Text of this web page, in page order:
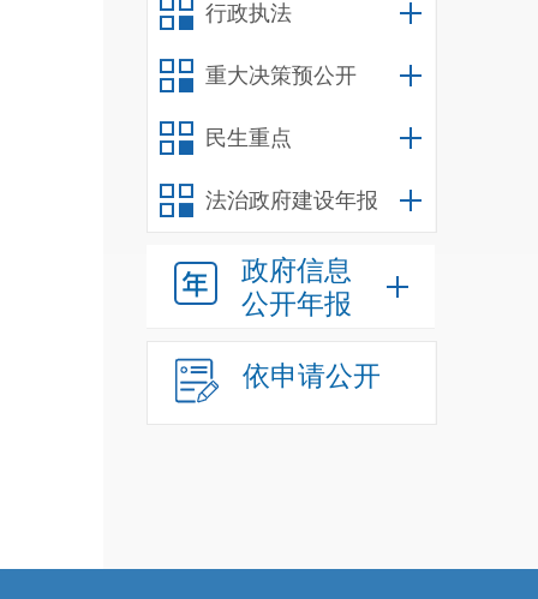
行政执法
重大决策预公开
民生重点
法治政府建设年报
政府信息
公开年报
依申请公开